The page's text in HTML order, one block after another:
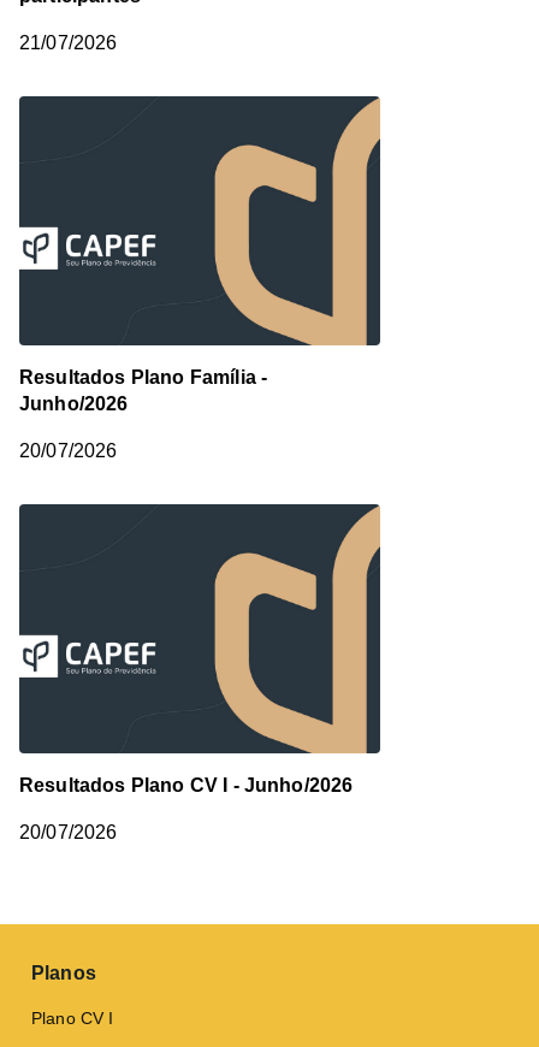
21/07/2026
Resultados Plano Família -
Junho/2026
20/07/2026
Resultados Plano CV I - Junho/2026
20/07/2026
Planos
Plano CV I